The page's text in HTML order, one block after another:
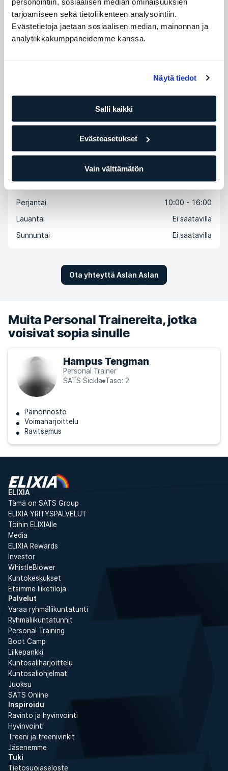
tarjoamiseen sekä tietoliikenteen analysointiin.
Evästetietoja jaetaan sosiaalisen median, mainonnan ja
analytiikkakumppaneidemme kanssa.
Näytä tiedot
Salli kaikki
Evästeasetukset
Vain välttämätön
Procedos plattform 9 (3D träning)
AO performance
stiffness weakness
---
Tiistai
10:00 - 18:00
Perjantai
10:00 - 16:00
Lauantai
Ei saatavilla
Sunnuntai
Ei saatavilla
Ota yhteyttä Aslan Aslan
Muita Personal Trainereita, jotka
voisivat sopia sinulle
Hampus Tengman
Personal Trainer
SATS Sickla Taso: 2
Painonnosto
Voimaharjoittelu
Ravitsemus
ELIXIA
Tämä on SATS Group
ELIXIA YRITYSPALVELUT
Töihin ELIXIAlle
Media
ELIXIA Rewards
Investor
WhistleBlower
Kuntokeskukset
Etsimme liiketiloja
Palvelut
Varaa ryhmäliikuntatunti
Ryhmäliikuntatunnit
Personal Training
Boot Camp
Liikepankki
Kuntosaliharjoittelu
Kuntosaliohjelmat
Juoksu
SATS Online
Inspiroidu
Ravinto ja hyvinvointi
Hyvinvointi
Treeni ja treenivinkit
Jäsenemme
Tuki
Tietosuojaseloste